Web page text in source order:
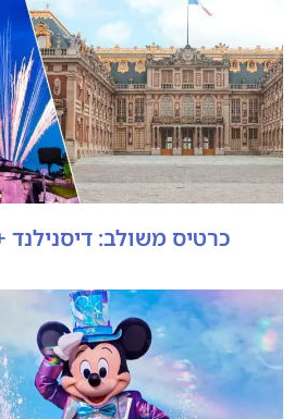
כרטיס משולב: דיסנילנד